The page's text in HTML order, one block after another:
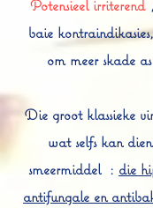
Potensieel irriterend
baie
om meer skade
Die groot klassieke
wat selfs kan
smeermiddel : die
antifungale en